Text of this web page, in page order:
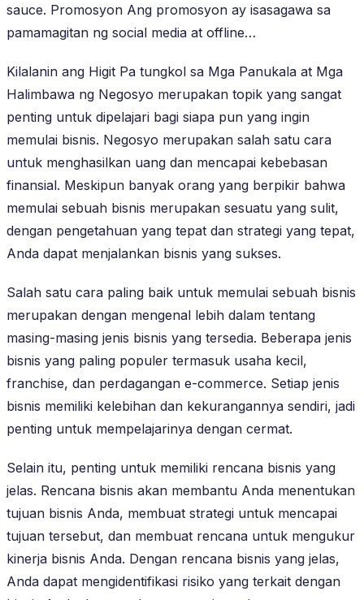
sauce. Promosyon Ang promosyon ay isasagawa sa
pamamagitan ng social media at offline…
Kilalanin ang Higit Pa tungkol sa Mga Panukala at Mga
Halimbawa ng Negosyo merupakan topik yang sangat
penting untuk dipelajari bagi siapa pun yang ingin
memulai bisnis. Negosyo merupakan salah satu cara
untuk menghasilkan uang dan mencapai kebebasan
finansial. Meskipun banyak orang yang berpikir bahwa
memulai sebuah bisnis merupakan sesuatu yang sulit,
dengan pengetahuan yang tepat dan strategi yang tepat,
Anda dapat menjalankan bisnis yang sukses.
Salah satu cara paling baik untuk memulai sebuah bisnis
merupakan dengan mengenal lebih dalam tentang
masing-masing jenis bisnis yang tersedia. Beberapa jenis
bisnis yang paling populer termasuk usaha kecil,
franchise, dan perdagangan e-commerce. Setiap jenis
bisnis memiliki kelebihan dan kekurangannya sendiri, jadi
penting untuk mempelajarinya dengan cermat.
Selain itu, penting untuk memiliki rencana bisnis yang
jelas. Rencana bisnis akan membantu Anda menentukan
tujuan bisnis Anda, membuat strategi untuk mencapai
tujuan tersebut, dan membuat rencana untuk mengukur
kinerja bisnis Anda. Dengan rencana bisnis yang jelas,
Anda dapat mengidentifikasi risiko yang terkait dengan